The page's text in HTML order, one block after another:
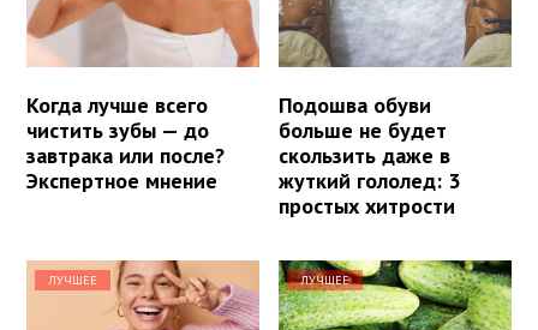
Когда лучше всего
чистить зубы — до
завтрака или после?
Экспертное мнение
Подошва обуви
больше не будет
скользить даже в
жуткий гололед: 3
простых хитрости
ЛУЧШЕЕ ЛУЧШЕЕ